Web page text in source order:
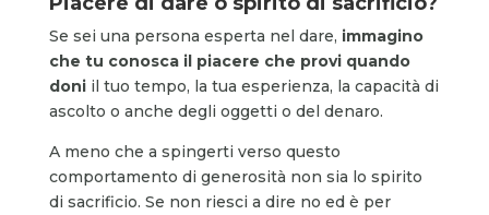
Se sei una persona esperta nel dare, immagino
che tu conosca il piacere che provi quando
doniil tuo tempo, la tua esperienza, la capacità di
ascolto o anche degli oggetti o del denaro.
A meno che a spingerti verso questo
comportamento di generosità non sia lo spirito
di sacrificio. Se non riesci a dire no ed è per